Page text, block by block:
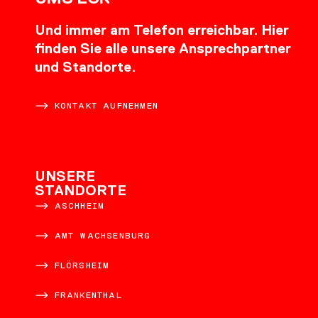
Und immer am Telefon erreichbar. Hier
finden Sie alle unsere Ansprechpartner
und Standorte.
KONTAKT AUFNEHMEN
UNSERE
STANDORTE
ASCHHEIM
AMT WACHSENBURG
FLÖRSHEIM
FRANKENTHAL